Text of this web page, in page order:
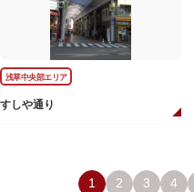
浅草中央部エリア
すしや通り
1 2 3 4